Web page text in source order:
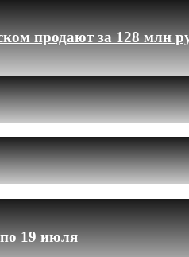
продают за 128 млн
19 июля